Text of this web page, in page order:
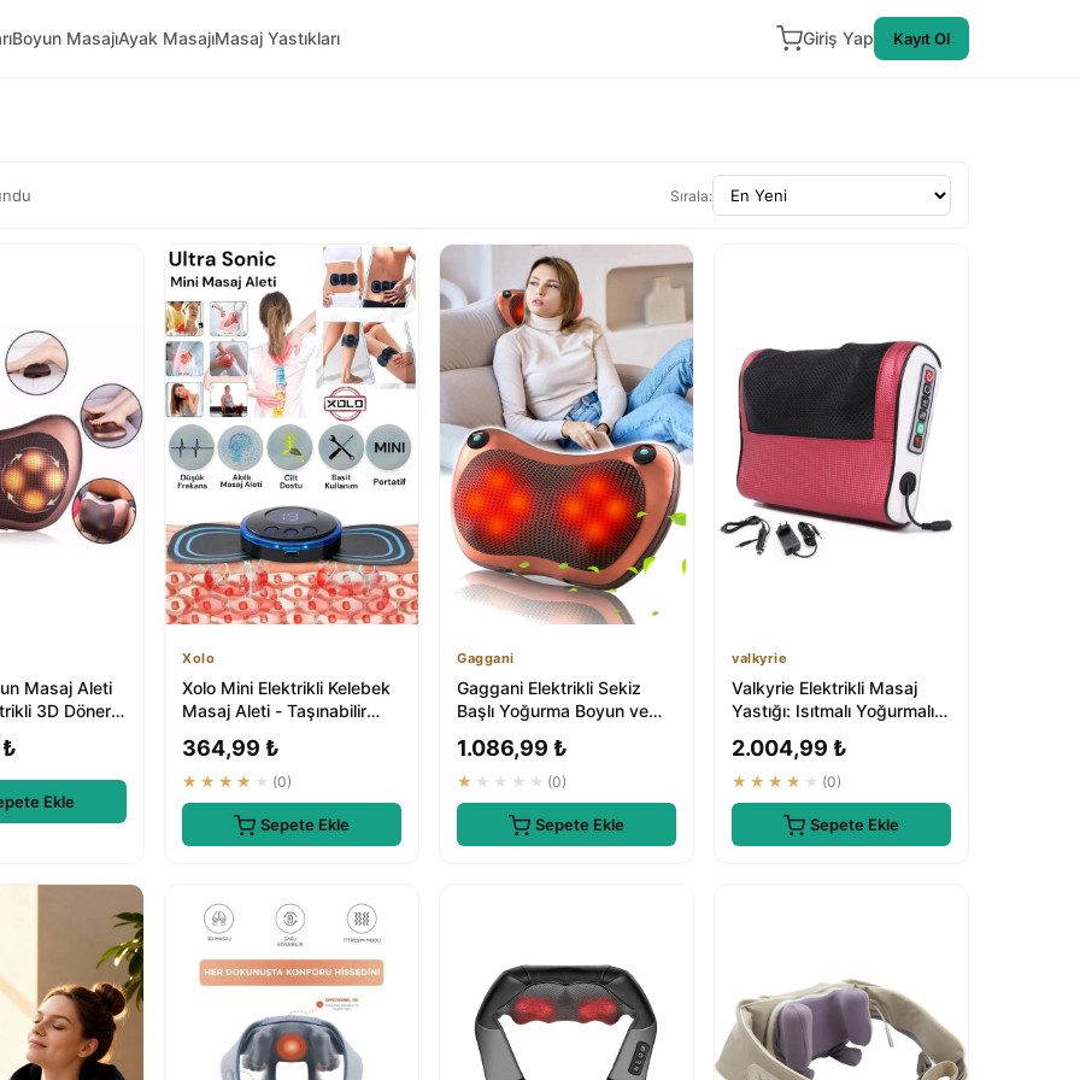
Boyun MasajıAyak MasajıMasaj Yastıkları Giriş Yap Kayıt Ol
Sırala:
Masaj Aleti
3D Döner
Ekle
Xolo
Xolo Mini Elektrikli Kelebek
Masaj Aleti - Taşınabilir
364,99 ₺
★★★★★ (0)
Sepete Ekle
Gaggani
Gaggani Elektrikli Sekiz
Başlı Yoğurma Boyun ve
1.086,99 ₺
★★★★★ (0)
Sepete Ekle
valkyrie
Valkyrie Elektrikli Masaj
Yastığı: Isıtmalı Yoğurmalı
2.004,99 ₺
★★★★★ (0)
Sepete Ekle